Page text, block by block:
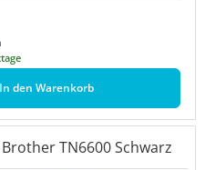
In den Warenkorb